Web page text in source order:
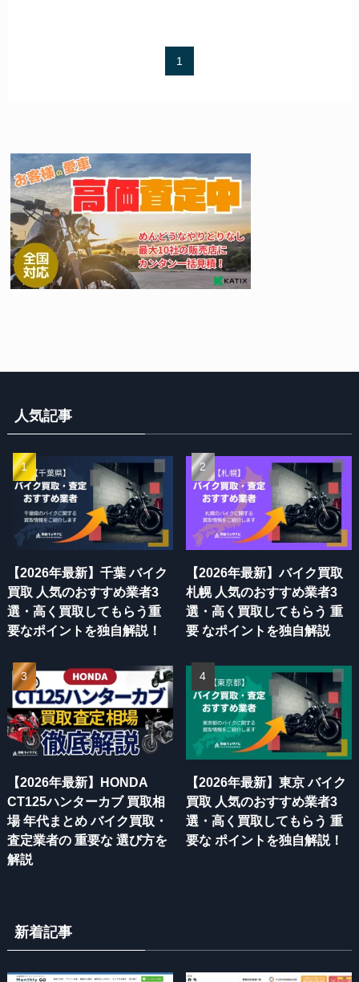
1
人気記事
【2026年最新】千葉 バイク
買取 人気のおすすめ業者3
選・高く買取してもらう重
要なポイントを独自解説！
【2026年最新】バイク買取
札幌 人気のおすすめ業者3
選・高く買取してもらう 重
要 なポイントを独自解説
【2026年最新】HONDA
CT125ハンターカブ 買取相
場 年代まとめ バイク買取・
査定業者の 重要な 選び方を
解説
【2026年最新】東京 バイク
買取 人気のおすすめ業者3
選・高く買取してもらう 重
要な ポイントを独自解説！
新着記事